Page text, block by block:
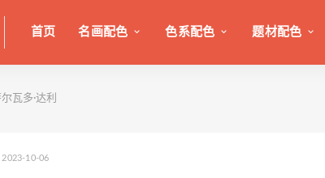
首页 名画配色 色系配色 题材配色
瓦多·达利
2023-10-06